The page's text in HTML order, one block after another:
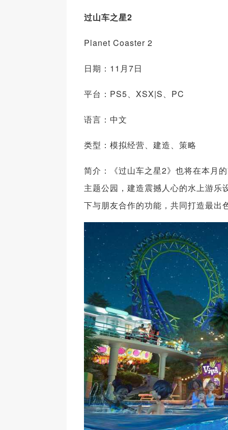
过山车之星2
Planet Coaster 2
日期：11月7日
平台：PS5、XSX|S、PC
语言：中文
类型：模拟经营、建造、策略
简介：《过山车之星2》也将在本月
主题公园，建造震撼人心的水上游乐
下与朋友合作的功能，共同打造最出